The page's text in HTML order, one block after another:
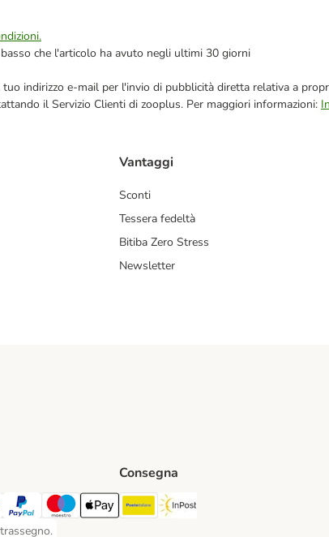
che l'articolo ha avuto negli ultimi 30 giorni
indirizzo e-mail per l'invio di pubblicità diretta relativa a
il Servizio Clienti di zooplus. Per maggiori informazioni:
Vantaggi
Sconti
Tessera fedeltà
Bitiba Zero Stress
Newsletter
Method
Payment Method
PayPal. Payment Method
Maestro. Payment Method
Apple pay. Payment Method
Consegna
Poste Italiane. Shipping Method